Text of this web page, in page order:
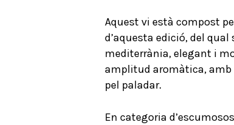
Aquest vi està compost
d’aquesta edició, del qual
mediterrània, elegant i
amplitud aromàtica,
pel paladar.
En categoria